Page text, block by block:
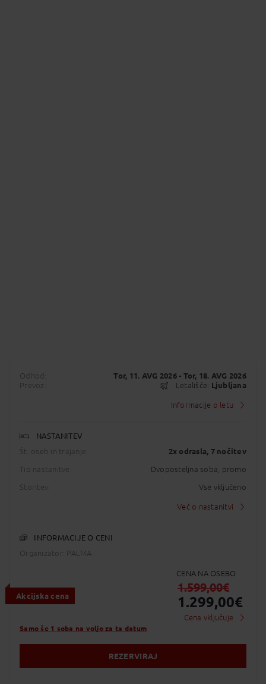
Odhod: Tor, 11. AVG 2026- Tor, 18. AVG 2026
Prevoz:
Letališče: Ljubljana
Informacije o letu
NASTANITEV
Št. oseb in trajanje:
2x odrasla, 7 nočitev
Tip nastanitve: Dvoposteljna soba, promo
Storitev: Vse vključeno
Več o nastanitvi
INFORMACIJE O CENI
Organizator: PALMA
Akcijska cena
CENA NA OSEBO
1.599,00€
1.299,00€
Cena vključuje
Samo še 1 soba na voljo za ta datum
REZERVIRAJ